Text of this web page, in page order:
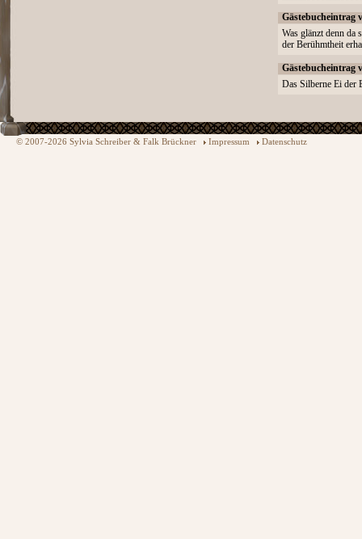
Gästebucheintrag
Was glänzt denn da
der Berühmtheit
Gästebucheintrag
Das Silberne Ei der
© 2007-2026 Sylvia Schreiber & Falk Brückner Impressum Datenschutz